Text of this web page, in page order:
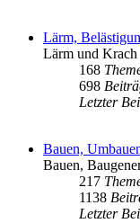
Lärm,
Lärm und Krach
168
698
Letzter
Bauen,
Bauen,
217
1138
Letzter